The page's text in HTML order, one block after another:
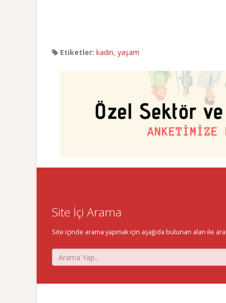
Etiketler: kadın, yaşam
Site İçi Arama
Site içinde arama yapmak için aşağıda bulunan alan ile